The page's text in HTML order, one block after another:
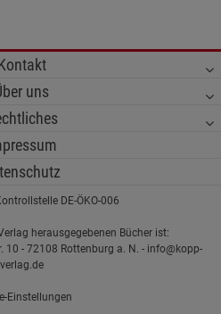
uns
DE-ÖKO-006
herausgegebenen Bücher ist:
10 - 72108 Rottenburg a. N. - info@kopp-
verlag.de
Einstellungen